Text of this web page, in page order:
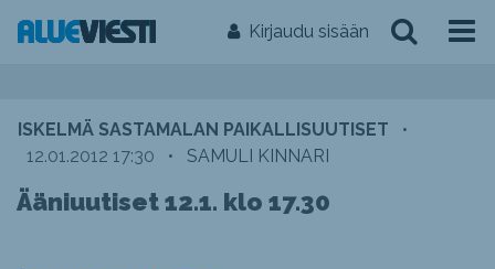
Kirjaudu sisään
ISKELMÄ SASTAMALAN PAIKALLISUUTISET
•
12.01.2012 17:30
• SAMULI KINNARI
Ääniuutiset 12.1. klo 17.30